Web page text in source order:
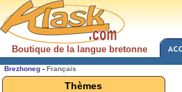
Boutique de la langue bretonne
Brezhoneg - Français
Thèmes